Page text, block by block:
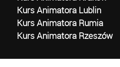
Kurs Animatora Lublin
Kurs Animatora Rumia
Kurs Animatora Rzeszów